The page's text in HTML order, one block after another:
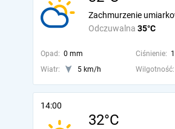
Odczuwalna 35°C
Zachmurzenie
Opad: 0 mm Ciśnienie:
Wiatr:
5 km/h Wilgotność:
14:00
32°C